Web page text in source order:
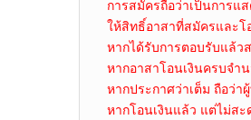
การสมัครถือว่าเป็นการแ
ให้สิทธิ์อาสาที่สมัครและโ
หากได้รับการตอบรับแล้ว
หากอาสาโอนเงินครบจำ
หากประกาศว่าเต็ม ถือว่
หากโอนเงินแล้ว แต่ไม่ส